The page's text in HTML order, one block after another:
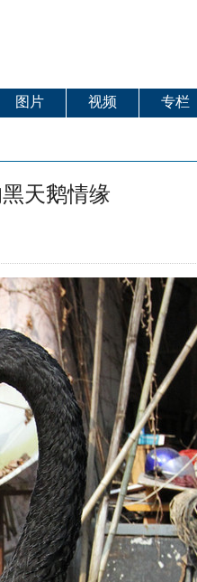
图片 视频 专栏
天鹅情缘